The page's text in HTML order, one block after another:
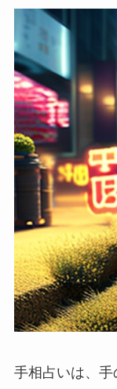
手相占いは、